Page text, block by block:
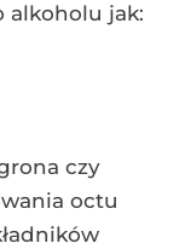
alkoholu jak:
czy
octu